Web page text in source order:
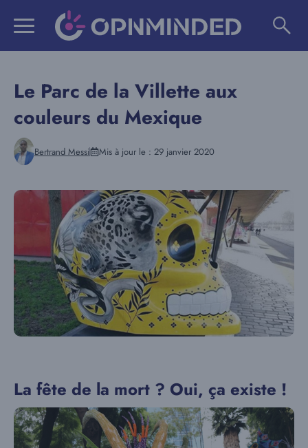
Le Parc de la Villette aux
couleurs du Mexique
Bertrand Messi Mis à jour le : 29 janvier 2020
La fête de la mort ? Oui, ça existe !